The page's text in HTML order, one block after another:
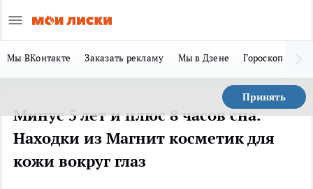
Мы ВКонтакте Заказать рекламу Мы в Дзене Гороскоп
Принять
Минус 5 лет и плюс 8 часов сна.
Находки из Магнит косметик для
кожи вокруг глаз